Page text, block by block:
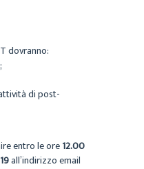
dovranno:
di post-
entro le ore12.00
all’indirizzo email